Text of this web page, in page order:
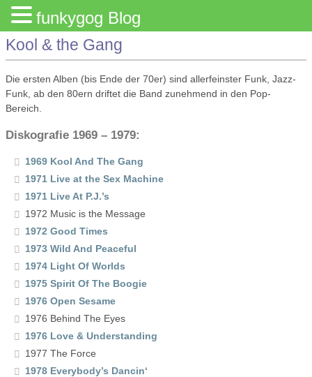
Kool & the Gang
Die ersten Alben (bis Ende der 70er) sind allerfeinster Funk, Jazz-
Funk, ab den 80ern driftet die Band zunehmend in den Pop-
Bereich.
Diskografie 1969 – 1979:
1969 Kool And The Gang
1971 Live at the Sex Machine
1971 Live At P.J.’s
1972 Music is the Message
1972 Good Times
1973 Wild And Peaceful
1974 Light Of Worlds
1975 Spirit Of The Boogie
1976 Open Sesame
1976 Behind The Eyes
1976 Love & Understanding
1977 The Force
1978 Everybody’s Dancin‘
funkygog Blog